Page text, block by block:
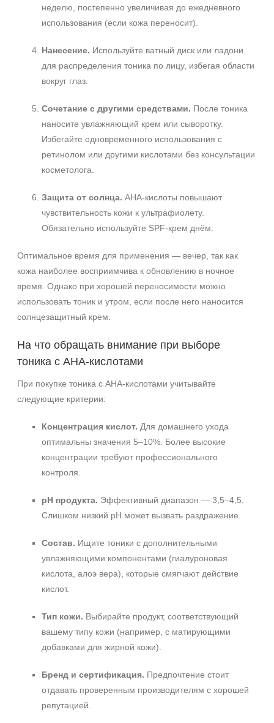
неделю, постепенно увеличивая до ежедневного
использования (если кожа переносит).
Нанесение. Используйте ватный диск или ладони
для распределения тоника по лицу, избегая области
вокруг глаз.
Сочетание с другими средствами. После тоника
наносите увлажняющий крем или сыворотку.
Избегайте одновременного использования с
ретинолом или другими кислотами без консультации
косметолога.
Защита от солнца. AHA‑кислоты повышают
чувствительность кожи к ультрафиолету.
Обязательно используйте SPF‑крем днём.
Оптимальное время для применения — вечер, так как
кожа наиболее восприимчива к обновлению в ночное
время. Однако при хорошей переносимости можно
использовать тоник и утром, если после него наносится
солнцезащитный крем.
На что обращать внимание при выборе
тоника с AHA‑кислотами
При покупке тоника с AHA‑кислотами учитывайте
следующие критерии:
Концентрация кислот. Для домашнего ухода
оптимальны значения 5–10%. Более высокие
концентрации требуют профессионального
контроля.
pH продукта. Эффективный диапазон — 3,5–4,5.
Слишком низкий pH может вызвать раздражение.
Состав. Ищите тоники с дополнительными
увлажняющими компонентами (гиалуроновая
кислота, алоэ вера), которые смягчают действие
кислот.
Тип кожи. Выбирайте продукт, соответствующий
вашему типу кожи (например, с матирующими
добавками для жирной кожи).
Бренд и сертификация. Предпочтение стоит
отдавать проверенным производителям с хорошей
репутацией.
Не показывать предложение о консультации
+7 (495) 640-58-89
+7 (929) 933-09-89